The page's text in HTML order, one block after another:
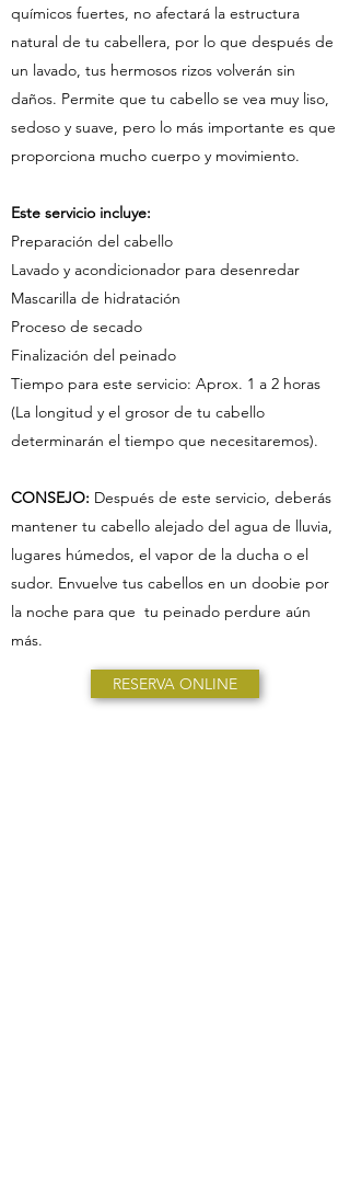
químicos fuertes, no afectará la estructura
natural de tu cabellera, por lo que después de
un lavado, tus hermosos rizos volverán sin
daños. Permite que tu cabello se vea muy liso,
sedoso y suave, pero lo más importante es que
proporciona mucho cuerpo y movimiento.
Este servicio incluye:
Preparación del cabello
Lavado y acondicionador para desenredar
Mascarilla de hidratación
Proceso de secado
Finalización del peinado
Tiempo para este servicio: Aprox. 1 a 2 horas
(La longitud y el grosor de tu cabello
determinarán el tiempo que necesitaremos).
CONSEJO: Después de este servicio, deberás
mantener tu cabello alejado del agua de lluvia,
lugares húmedos, el vapor de la ducha o el
sudor. Envuelve tus cabellos en un doobie por
la noche para que tu peinado perdure aún
más.
RESERVA ONLINE